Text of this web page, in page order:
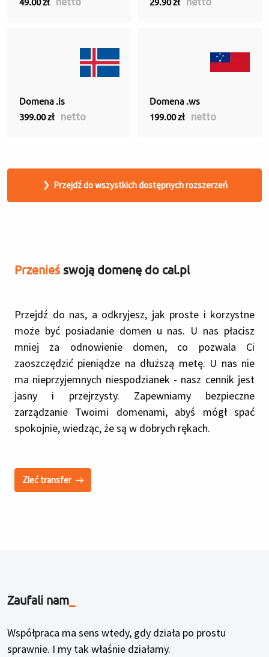
49.00 zł 29.90 zł
Domena .is
399.00 zł
netto
Domena .ws
199.00 zł
netto
Przejdź do wszystkich dostępnych rozszerzeń
Przenieś swoją domenę do cal.pl
Przejdź do nas, a odkryjesz, jak proste i korzystne
może być posiadanie domen u nas. U nas płacisz
mniej za odnowienie domen, co pozwala Ci
zaoszczędzić pieniądze na dłuższą metę. U nas nie
ma nieprzyjemnych niespodzianek - nasz cennik jest
jasny i przejrzysty. Zapewniamy bezpieczne
zarządzanie Twoimi domenami, abyś mógł spać
spokojnie, wiedząc, że są w dobrych rękach.
Zleć transfer
Zaufali nam
Współpraca ma sens wtedy, gdy działa po prostu
sprawnie. I my tak właśnie działamy.